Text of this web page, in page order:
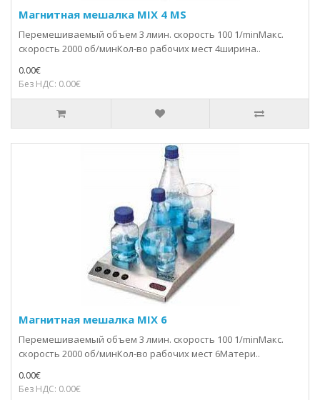
Магнитная мешалка MIX 4 MS
Перемешиваемый объем 3 лмин. скорость 100 1/minМакс.
скорость 2000 об/минКол-во рабочих мест 4ширина..
0.00€
Без НДС: 0.00€
Магнитная мешалка MIX 6
Перемешиваемый объем 3 лмин. скорость 100 1/minМакс.
скорость 2000 об/минКол-во рабочих мест 6Матери..
0.00€
Без НДС: 0.00€